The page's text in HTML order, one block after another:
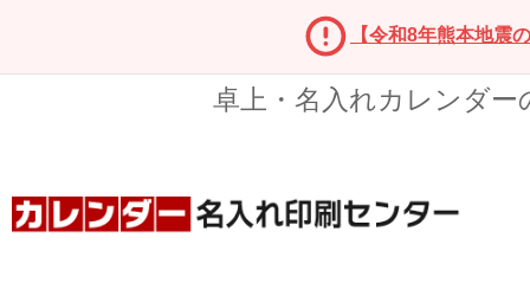
【令和8年熊本地震
卓上・名入れカレンダ